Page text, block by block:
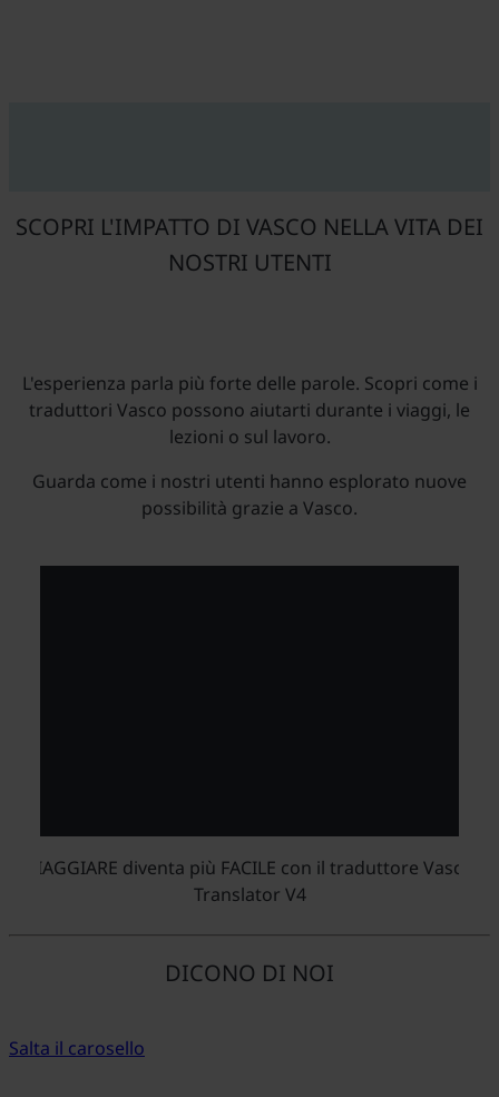
SCOPRI L'IMPATTO DI VASCO NELLA VITA DEI
NOSTRI UTENTI
L'esperienza parla più forte delle parole. Scopri come i
traduttori Vasco possono aiutarti durante i viaggi, le
lezioni o sul lavoro.
Guarda come i nostri utenti hanno esplorato nuove
possibilità grazie a Vasco.
VIAGGIARE diventa più FACILE con il traduttore Vasco
Translator V4
DICONO DI NOI
Salta il carosello